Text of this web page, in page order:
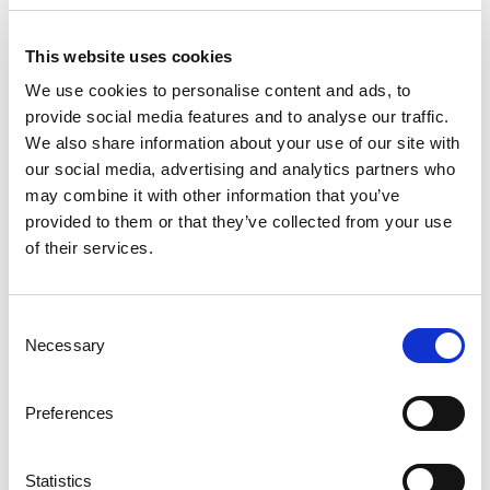
This website uses cookies
We use cookies to personalise content and ads, to
provide social media features and to analyse our traffic.
We also share information about your use of our site with
our social media, advertising and analytics partners who
may combine it with other information that you’ve
provided to them or that they’ve collected from your use
of their services.
Selection
Necessary
Preferences
Statistics
Plangavel Typ 70 – Djup 1 000mm
Håldiameter Ø 14 mm för M12 skruv.